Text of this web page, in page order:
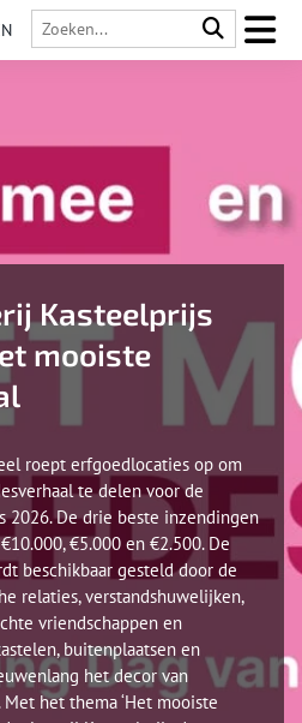
Kasteelprijs
mooiste
roept erfgoedlocaties op om
te delen voor de
2026. De drie beste inzendingen
€5.000 en €2.500. De
beschikbaar gesteld door de
relaties, verstandshuwelijken,
vriendschappen en
buitenplaatsen en
het decor van
het thema ‘Het mooiste